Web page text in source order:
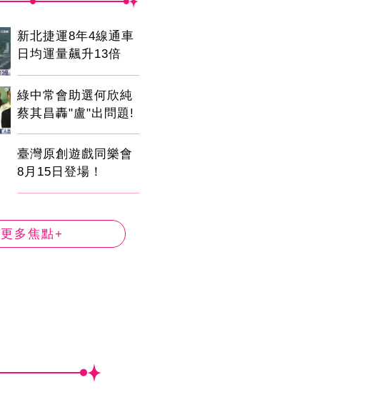
新北捷運8年4線通車
日均運量飆升13倍
綠中常會助選何欣純
蔡其昌轟"盧"出問題!
臺灣原創遊戲同樂會
8月15日登場！
更多焦點+